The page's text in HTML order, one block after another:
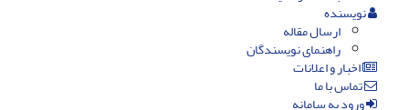
نویسنده
ارسال مقاله
راهنمای نویسندگان
اخبار و اعلانات
تماس با ما
ورود به سامانه